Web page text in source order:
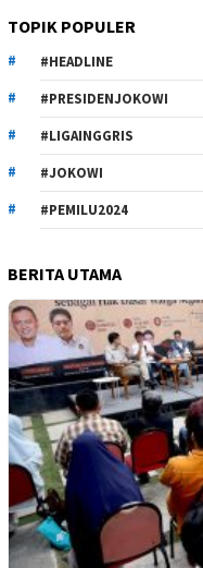
TOPIK POPULER
#HEADLINE
#PRESIDENJOKOWI
#LIGAINGGRIS
#JOKOWI
#PEMILU2024
BERITA UTAMA